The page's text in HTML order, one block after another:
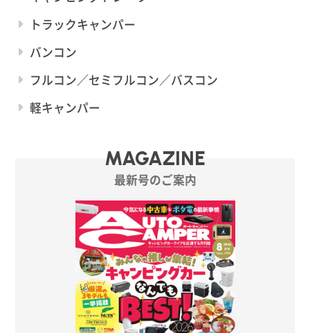
トラックキャンパー
バンコン
フルコン／セミフルコン／バスコン
軽キャンパー
MAGAZINE
最新号のご案内